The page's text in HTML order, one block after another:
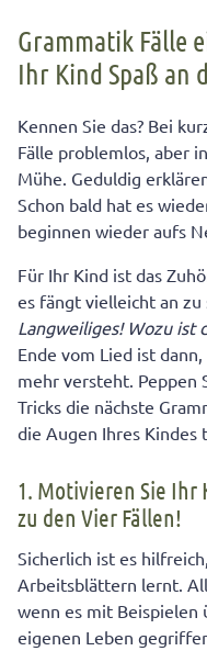
Grammatik Fälle
Ihr Kind Spaß an
Kennen Sie das? Bei
Fälle problemlos, aber
Mühe. Geduldig
Schon bald hat es
beginnen wieder aufs
Für Ihr Kind ist das
es fängt vielleicht an zu
Langweiliges! Wozu ist
Ende vom Lied ist
mehr versteht. Peppen
Tricks die nächste
die Augen Ihres Kindes
1. Motivieren Sie Ihr
zu den Vier Fällen!
Sicherlich ist es
Arbeitsblättern lernt.
wenn es mit Beispielen
eigenen Leben